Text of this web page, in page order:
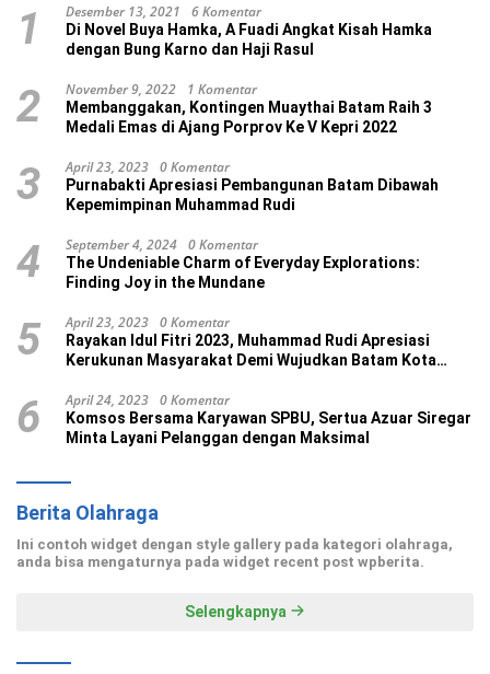
1 Desember 13, 2021 6 Komentar
Di Novel Buya Hamka, A Fuadi Angkat Kisah Hamka
dengan Bung Karno dan Haji Rasul
2 November 9, 2022 1 Komentar
Membanggakan, Kontingen Muaythai Batam Raih 3
Medali Emas di Ajang Porprov Ke V Kepri 2022
3 April 23, 2023 0 Komentar
Purnabakti Apresiasi Pembangunan Batam Dibawah
Kepemimpinan Muhammad Rudi
4 September 4, 2024 0 Komentar
The Undeniable Charm of Everyday Explorations:
Finding Joy in the Mundane
5 April 23, 2023 0 Komentar
Rayakan Idul Fitri 2023, Muhammad Rudi Apresiasi
Kerukunan Masyarakat Demi Wujudkan Batam Kota
6 April 24, 2023 0 Komentar
Komsos Bersama Karyawan SPBU, Sertua Azuar Siregar
Minta Layani Pelanggan dengan Maksimal
Berita Olahraga
Ini contoh widget dengan style gallery pada kategori olahraga,
anda bisa mengaturnya pada widget recent post wpberita.
Selengkapnya